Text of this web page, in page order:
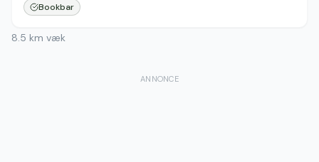
Bookbar
8.5 km væk
ANNONCE